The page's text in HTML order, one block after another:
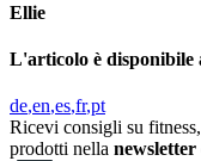
Ellie
L'articolo è disponibile
de en es fr pt
Ricevi consigli su
prodotti nella newsletter